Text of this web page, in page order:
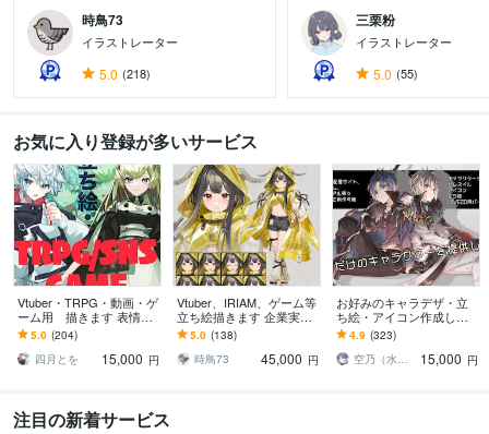
時鳥73
イラストレーター
5.0 (218)
三栗粉
イラストレーター
5.0 (55)
お気に入り登録が多いサービス
Vtuber・TRPG・動画・ゲ
ーム用 描きます 表情差
分2枚無料付き（腰上～全
身制作の場合）
5.0 (204)
四月とを
15,000 円
Vtuber、IRIAM、ゲーム等
立ち絵描きます 企業実績
多数！ハイクオリティな
イラストをお届けしま
す！
5.0 (138)
時鳥73
45,000 円
お好みのキャラデザ・立
ち絵・アイコン作成しま
す あなただけのキャラク
ターイラストを提供しま
す!
4.9 (323)
空乃（水飴）
15,000 円
注目の新着サービス